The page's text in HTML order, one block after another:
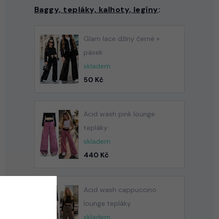
Baggy, tepláky, kalhoty, legíny:
Glam lace džíny černé +
pásek
skladem
50 Kč
Acid wash pink lounge
tepláky
skladem
440 Kč
Acid wash cappuccino
lounge tepláky
skladem